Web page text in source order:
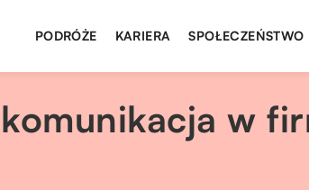
PODRÓŻE KARIERA SPOŁECZEŃSTWO
w